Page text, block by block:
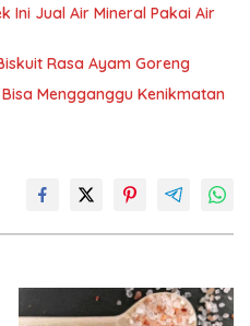
Ini Jual Air Mineral Pakai Air
Rasa Ayam Goreng
Mengganggu Kenikmatan